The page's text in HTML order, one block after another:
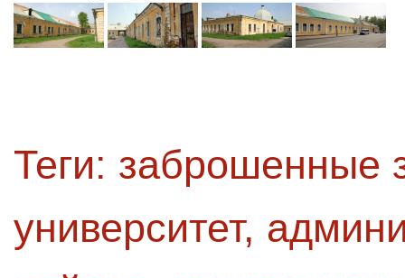
Теги: заброшенные
университет,